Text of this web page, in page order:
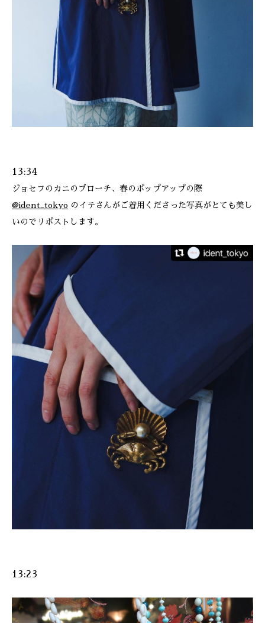
13:34
ジョセフのカニのブローチ、春のポップアップの際
@ident_tokyo のイテさんがご着用くださった写真がとても美し
いのでリポストします。
13:23